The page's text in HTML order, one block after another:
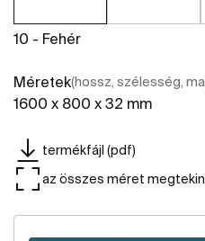
10 - Fehér
Méretek(hossz, szélesség,
1600 x 800 x 32 mm
termékfájl (pdf)
az összes méret